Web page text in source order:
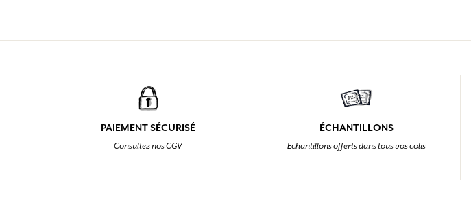
PAIEMENT SÉCURISÉ
Consultez nos CGV
ÉCHANTILLONS
Echantillons offerts dans tous vos colis